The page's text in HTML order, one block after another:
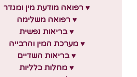
♥ רפואה מודעת מין ומגדר
♥ רפואה משלימה
♥ בריאות נפשית
♥ מערכת המין והרבייה
♥ בריאות השדיים
♥ מחלות כלליות